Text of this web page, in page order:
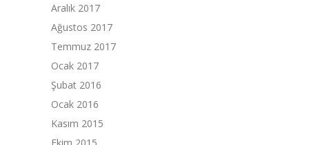
Aralık 2017
Ağustos 2017
Temmuz 2017
Ocak 2017
Şubat 2016
Ocak 2016
Kasım 2015
Ekim 2015